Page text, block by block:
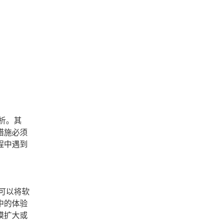
。其
施必须
中遇到
以将软
的体验
扩大或